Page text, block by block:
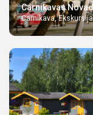
Carnikavas
Carnikava,